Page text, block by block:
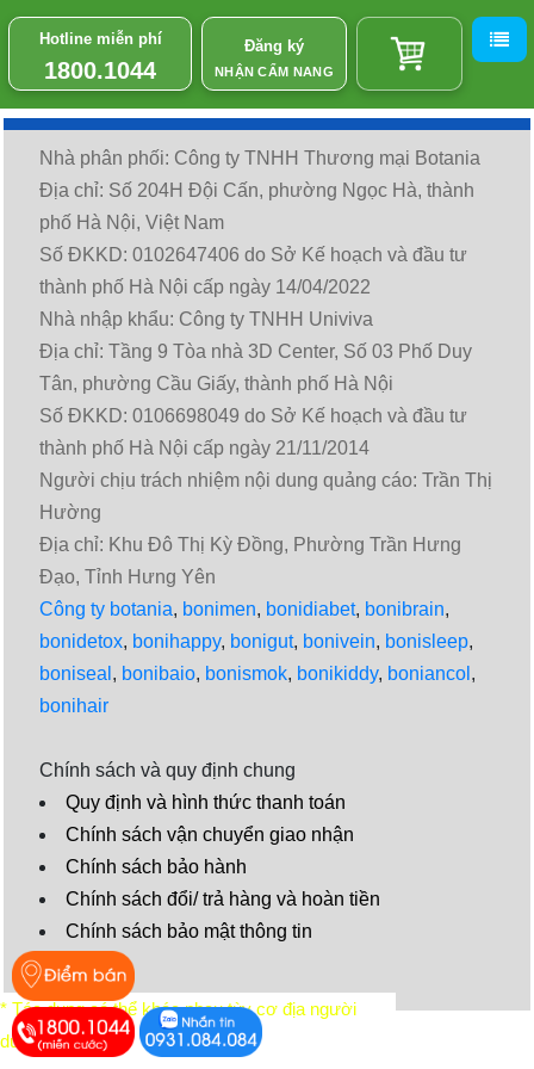
Hotline miễn phí
1800.1044
Đăng ký
NHẬN CẨM NANG
Nhà phân phối: Công ty TNHH Thương mại Botania
Địa chỉ: Số 204H Đội Cấn, phường Ngọc Hà, thành
phố Hà Nội, Việt Nam
Số ĐKKD: 0102647406 do Sở Kế hoạch và đầu tư
thành phố Hà Nội cấp ngày 14/04/2022
Nhà nhập khẩu: Công ty TNHH Univiva
Địa chỉ: Tầng 9 Tòa nhà 3D Center, Số 03 Phố Duy
Tân, phường Cầu Giấy, thành phố Hà Nội
Số ĐKKD: 0106698049 do Sở Kế hoạch và đầu tư
thành phố Hà Nội cấp ngày 21/11/2014
Người chịu trách nhiệm nội dung quảng cáo: Trần Thị
Hường
Địa chỉ: Khu Đô Thị Kỳ Đồng, Phường Trần Hưng
Đạo, Tỉnh Hưng Yên
Công ty botania, bonimen, bonidiabet, bonibrain,
bonidetox, bonihappy, bonigut, bonivein, bonisleep,
boniseal , bonibaio, bonismok, bonikiddy, boniancol ,
bonihair
Chính sách và quy định chung
Quy định và hình thức thanh toán
Chính sách vận chuyển giao nhận
Chính sách bảo hành
Chính sách đổi/ trả hàng và hoàn tiền
Chính sách bảo mật thông tin
Video
* Tác dụng có thể khác nhau tùy cơ địa người
dùng